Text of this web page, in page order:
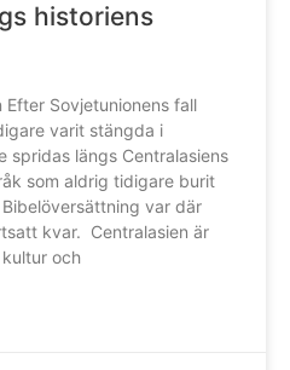
historiens
Sovjetunionens fall
varit stängda i
spridas längs Centralasiens
som aldrig tidigare burit
var där
kvar. Centralasien är
och